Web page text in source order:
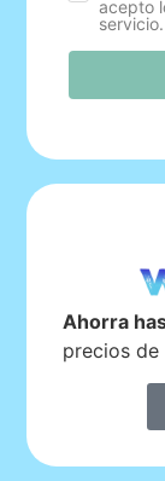
acepto
servicio.
Ahorra
precios de